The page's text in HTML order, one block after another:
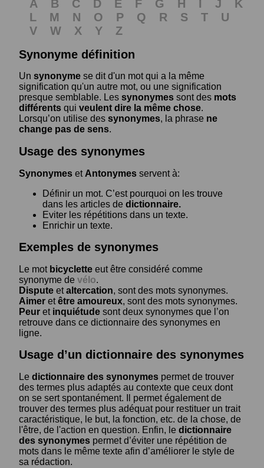
A B C D E F G H I J
K
L
M N O P Q R S T
U
V
W X Y
Z
Synonyme définition
Un synonyme se dit d'un mot qui a la même
signification qu'un autre mot, ou une signification
presque semblable. Les synonymes sont des mots
différents qui veulent dire la même chose.
Lorsqu’on utilise des synonymes, la phrase ne
change pas de sens.
Usage des synonymes
Synonymes et Antonymes servent à:
Définir un mot. C’est pourquoi on les trouve
dans les articles de dictionnaire.
Eviter les répétitions dans un texte.
Enrichir un texte.
Exemples de synonymes
Le mot bicyclette eut être considéré comme
synonyme de vélo.
Dispute etaltercation, sont des mots synonymes.
Aimer etêtre amoureux, sont des mots synonymes.
Peur et inquiétude sont deux synonymes que l’on
retrouve dans ce dictionnaire des synonymes en
ligne.
Usage d’un dictionnaire des synonymes
Le dictionnaire des synonymes permet de trouver
des termes plus adaptés au contexte que ceux dont
on se sert spontanément. Il permet également de
trouver des termes plus adéquat pour restituer un trait
caractéristique, le but, la fonction, etc. de la chose, de
l'être, de l'action en question. Enfin, le dictionnaire
des synonymes permet d’éviter une répétition de
mots dans le même texte afin d’améliorer le style de
sa rédaction.